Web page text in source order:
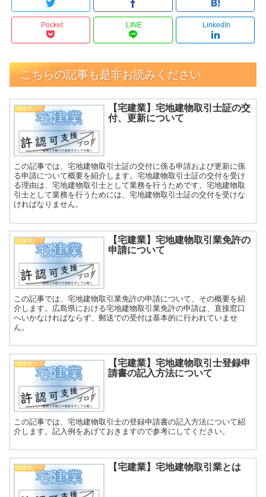
Pocket LINE LinkedIn
こちらの記事も是非お読みください
宅建業許可
【宅建業】宅地建物取引士証の交
付、更新について
この記事では、宅地建物取引士証の交付に係る申請および更新に係
る申請について概要を紹介します。宅地建物取引士証の交付を受け
る理由は、宅地建物取引士として業務を行うためです。宅地建物取
引士として業務を行うためには、宅地建物取引士証の交付を受けな
ければなりません。
宅建業許可
【宅建業】宅地建物取引業免許の
申請について
この記事では、宅地建物取引業免許の申請について、その概要を紹
介します。広島県における宅地建物取引業免許の申請は、直接窓口
へいかなければならず、郵送での受付は基本的に行われていませ
ん。
宅建業許可
【宅建業】宅地建物取引士登録申
請書の記入方法について
この記事では、宅地建物取引士の登録申請書の記入方法について紹
介します。記入例をあげておきますので参考にしてください。
宅建業許可 【宅建業】宅地建物取引業とは